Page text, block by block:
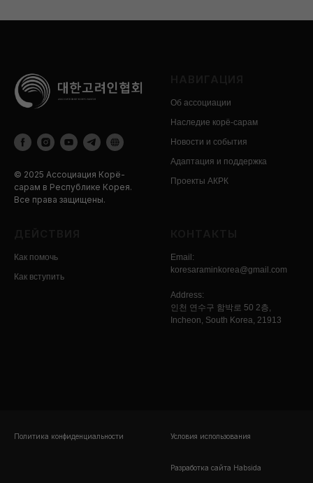
© 2025 Ассоциация Корё-
сарам в Республике Корея.
Все права защищены.
Об ассоциации
Наследие корё-сарам
Новости и события
Адаптация и поддержка
Проекты АКРК
Как помочь
Как вступить
Email:
koresaraminkorea@gmail.com
Address:
인천 연수구 함박로 50 2층,
Incheon, South Korea, 21913
Политика конфиденциальности Условия использования
Разработка сайта Habsida